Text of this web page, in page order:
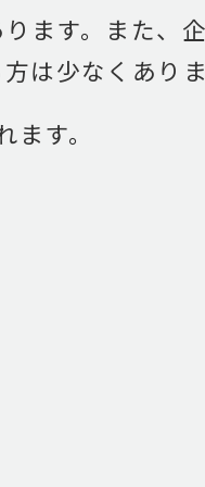
ます。また、
は少なくありま
す。